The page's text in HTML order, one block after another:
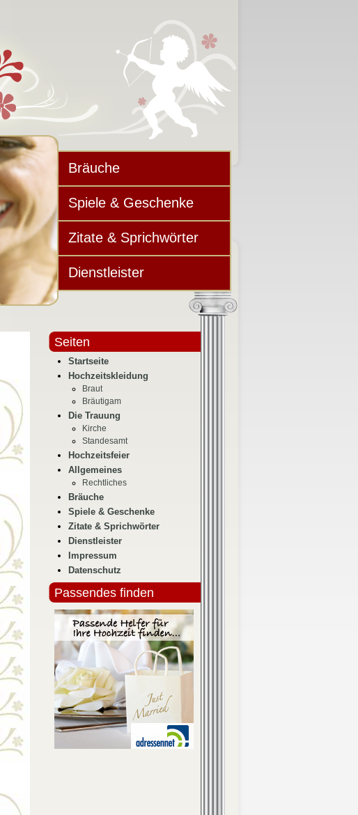
Bräuche
Spiele & Geschenke
Zitate & Sprichwörter
Dienstleister
Seiten
Startseite
Hochzeitskleidung
Braut
Bräutigam
Die Trauung
Kirche
Standesamt
Hochzeitsfeier
Allgemeines
Rechtliches
Bräuche
Spiele & Geschenke
Zitate & Sprichwörter
Dienstleister
Impressum
Datenschutz
Passendes finden